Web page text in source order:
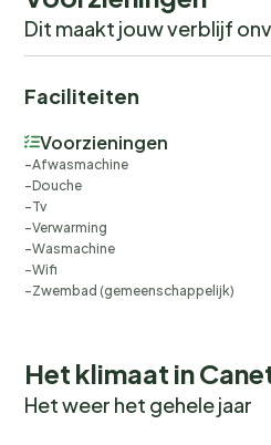
Dit maakt jouw verblijf
Faciliteiten
Voorzieningen
Afwasmachine
Douche
Tv
Verwarming
Wasmachine
Wifi
Zwembad (gemeenschappelijk)
Het klimaat in
Het weer het gehele jaar